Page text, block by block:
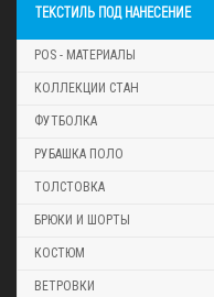
ТЕКСТИЛЬ ПОД НАНЕСЕНИЕ
POS - МАТЕРИАЛЫ
КОЛЛЕКЦИИ СТАН
ФУТБОЛКА
РУБАШКА ПОЛО
ТОЛСТОВКА
БРЮКИ И ШОРТЫ
КОСТЮМ
ВЕТРОВКИ